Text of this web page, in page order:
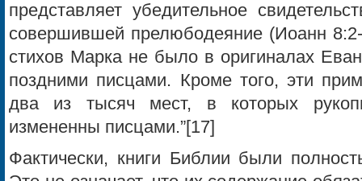
представляет убедительное
совершившей прелюбодеяние (Иоанн
стихов Марка не было в оригиналах
поздними писцами. Кроме того, эти
два из тысяч мест, в которых
измененны писцами.”[17]
Фактически, книги Библии были